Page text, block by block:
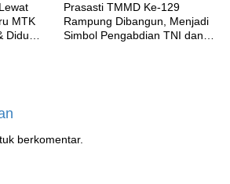
MTK
Diduga
Prasasti TMMD Ke-129
Rampung Dibangun, Menjadi
Simbol Pengabdian TNI dan
berkomentar.